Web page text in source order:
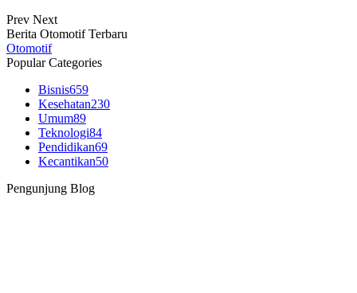
Prev Next
Berita Otomotif Terbaru
Otomotif
Popular Categories
Bisnis659
Kesehatan230
Umum89
Teknologi84
Pendidikan69
Kecantikan50
Pengunjung Blog